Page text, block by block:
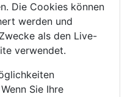
Die Cookies können
werden und
als den Live-
verwendet.
Sie Ihre